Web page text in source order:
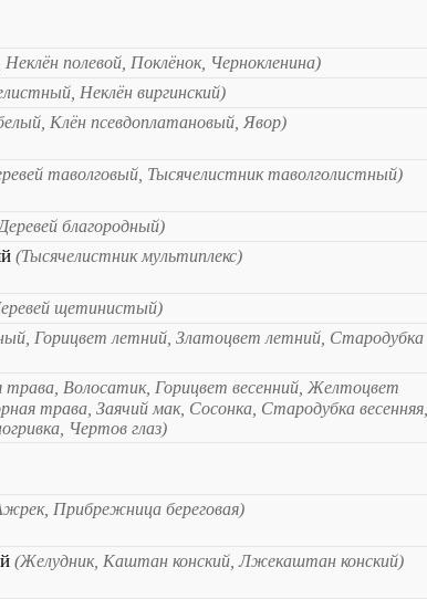
полевой, Поклёнок, Чернокленина)
Неклён виргинский)
Клён псевдоплатановый, Явор)
таволговый, Тысячелистник таволголистный)
благородный)
(Тысячелистник мультиплекс)
щетинистый)
Горицвет летний, Златоцвет летний, Стародубка
Волосатик, Горицвет весенний, Желтоцвет
трава, Заячий мак, Сосонка, Стародубка весенняя,
Чертов глаз)
Прибрежница береговая)
(Желудник, Каштан конский, Лжекаштан конский)